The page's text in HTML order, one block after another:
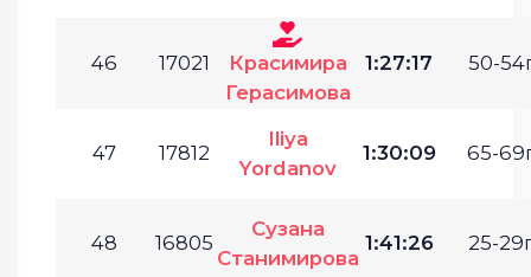
46 17021
Красимира
Герасимова
1:27:17 50-
47 17812
Iliya
Yordanov
1:30:09 65-
48 16805
Сузана
Станимирова
1:41:26 25-